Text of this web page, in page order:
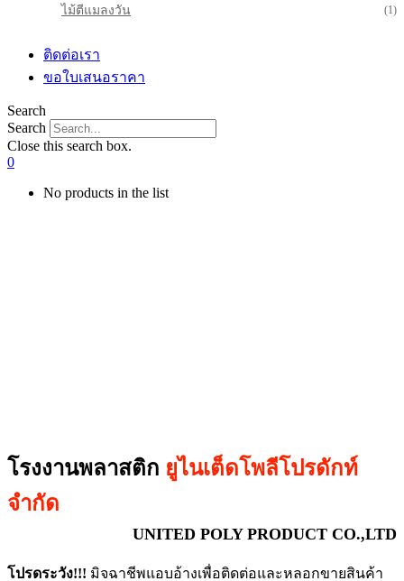
ไม้ตีแมลงวัน (1)
ติดต่อเรา
ขอใบเสนอราคา
Search
Search
Close this search box.
0
No products in the list
โรงงานพลาสติก ยูไนเต็ดโพลีโปรดักท์
จำกัด
UNITED POLY PRODUCT CO.,LTD
โปรดระวัง!!! มิจฉาชีพแอบอ้างเพื่อติดต่อและหลอกขายสินค้า